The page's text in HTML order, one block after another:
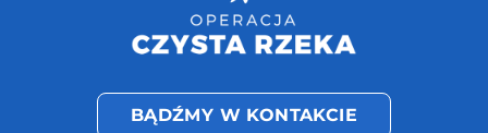
BĄDŹMY W KONTAKCIE